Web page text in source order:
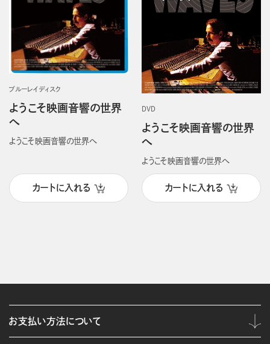
ブルーレイディスク
ようこそ映画音響の世界
へ
ようこそ映画音響の世界へ
カートに入れる
DVD
ようこそ映画音響の世界
へ
ようこそ映画音響の世界へ
カートに入れる
お支払い方法について